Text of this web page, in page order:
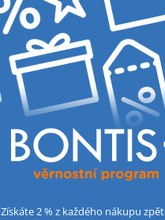
Získáte 2 % z každého nákupu zpět